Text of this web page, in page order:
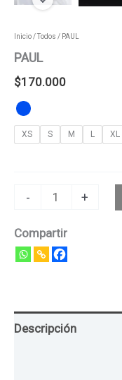
Inicio/Todos / PAUL
PAUL
$170.000
XS S M L XL
- +
Compartir
Descripción